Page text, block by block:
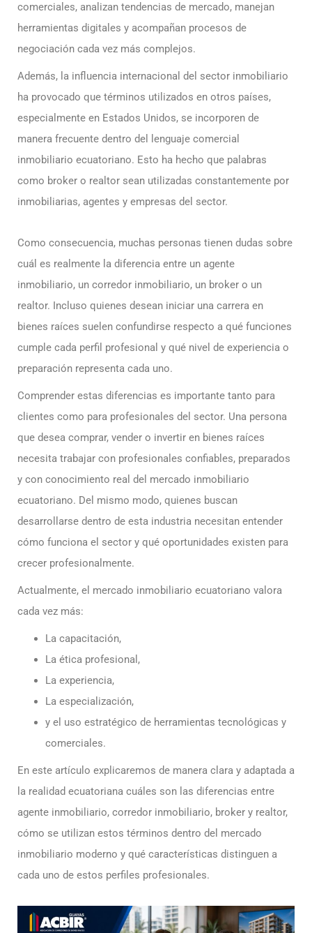
comerciales, analizan tendencias de mercado, manejan
herramientas digitales y acompañan procesos de
negociación cada vez más complejos.
Además, la influencia internacional del sector inmobiliario
ha provocado que términos utilizados en otros países,
especialmente en Estados Unidos, se incorporen de
manera frecuente dentro del lenguaje comercial
inmobiliario ecuatoriano. Esto ha hecho que palabras
como broker o realtor sean utilizadas constantemente por
inmobiliarias, agentes y empresas del sector.
Como consecuencia, muchas personas tienen dudas sobre
cuál es realmente la diferencia entre un agente
inmobiliario, un corredor inmobiliario, un broker o un
realtor. Incluso quienes desean iniciar una carrera en
bienes raíces suelen confundirse respecto a qué funciones
cumple cada perfil profesional y qué nivel de experiencia o
preparación representa cada uno.
Comprender estas diferencias es importante tanto para
clientes como para profesionales del sector. Una persona
que desea comprar, vender o invertir en bienes raíces
necesita trabajar con profesionales confiables, preparados
y con conocimiento real del mercado inmobiliario
ecuatoriano. Del mismo modo, quienes buscan
desarrollarse dentro de esta industria necesitan entender
cómo funciona el sector y qué oportunidades existen para
crecer profesionalmente.
Actualmente, el mercado inmobiliario ecuatoriano valora
cada vez más:
La capacitación,
La ética profesional,
La experiencia,
La especialización,
y el uso estratégico de herramientas tecnológicas y
comerciales.
En este artículo explicaremos de manera clara y adaptada a
la realidad ecuatoriana cuáles son las diferencias entre
agente inmobiliario, corredor inmobiliario, broker y realtor,
cómo se utilizan estos términos dentro del mercado
inmobiliario moderno y qué características distinguen a
cada uno de estos perfiles profesionales.